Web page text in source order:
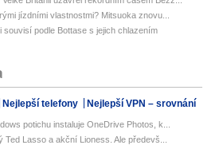
jízdními vlastnostmi? Mitsuoka znovu...
souvisí podle Bottase s jejich chlazením
Nejlepší telefony Nejlepší VPN – srovnání
potichu instaluje OneDrive Photos, k...
Lasso a akční Lioness. Ale předevš...